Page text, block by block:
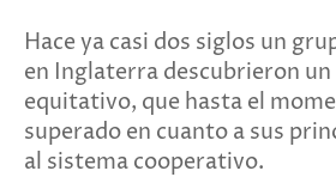
Hace ya casi dos siglos un
en Ingla­terra descubrieron
equitativo, que hasta el
superado en cuanto a sus
al sistema cooperativo.